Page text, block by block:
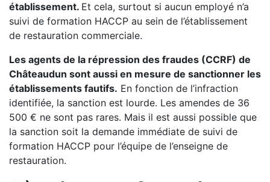
établissement. Et cela, surtout si aucun employé n’a
suivi de formation HACCP au sein de l’établissement
de restauration commerciale.
Les agents de la répression des fraudes (CCRF) de
Châteaudun sont aussi en mesure de sanctionner les
établissements fautifs. En fonction de l’infraction
identifiée, la sanction est lourde. Les amendes de 36
500 € ne sont pas rares. Mais il est aussi possible que
la sanction soit la demande immédiate de suivi de
formation HACCP pour l’équipe de l’enseigne de
restauration.